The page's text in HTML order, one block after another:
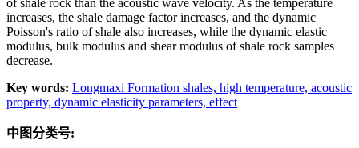
increases, the shale damage factor increases, and the dynamic
Poisson's ratio of shale also increases, while the dynamic elastic
modulus, bulk modulus and shear modulus of shale rock samples
decrease.
Key words: Longmaxi Formation shales, high temperature, acoustic
property, dynamic elasticity parameters, effect
中图分类号: